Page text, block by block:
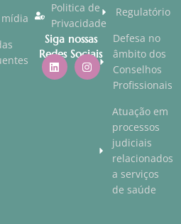
Politica de
Privacidade
Siga nossas
Redes Sociais
Regulatório
Defesa no
âmbito dos
Conselhos
Profissionais
Atuação em
processos
judiciais
relacionados
a serviços
de saúde